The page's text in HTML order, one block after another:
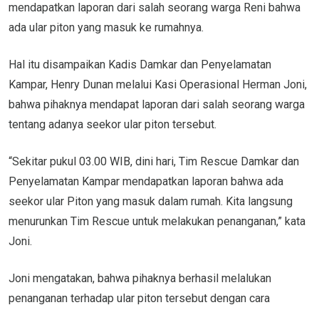
mendapatkan laporan dari salah seorang warga Reni bahwa
ada ular piton yang masuk ke rumahnya.
Hal itu disampaikan Kadis Damkar dan Penyelamatan
Kampar, Henry Dunan melalui Kasi Operasional Herman Joni,
bahwa pihaknya mendapat laporan dari salah seorang warga
tentang adanya seekor ular piton tersebut.
“Sekitar pukul 03.00 WIB, dini hari, Tim Rescue Damkar dan
Penyelamatan Kampar mendapatkan laporan bahwa ada
seekor ular Piton yang masuk dalam rumah. Kita langsung
menurunkan Tim Rescue untuk melakukan penanganan,” kata
Joni.
Joni mengatakan, bahwa pihaknya berhasil melalukan
penanganan terhadap ular piton tersebut dengan cara